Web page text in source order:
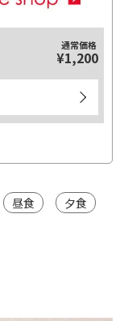
通常価格
¥1,200
昼食 夕食